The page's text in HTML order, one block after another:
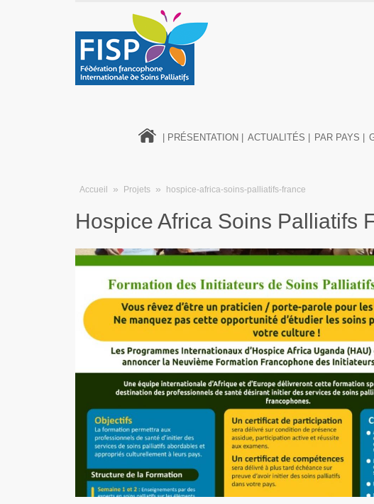
| PRÉSENTATION | ACTUALITÉS | PAR PAYS |
Accueil » Projets » hospice-africa-soins-palliatifs-france
Hospice Africa Soins Palliatifs